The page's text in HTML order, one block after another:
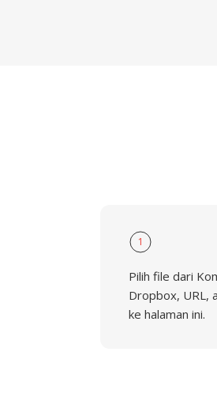
1
Pilih file dari
Dropbox, URL,
ke halaman ini.